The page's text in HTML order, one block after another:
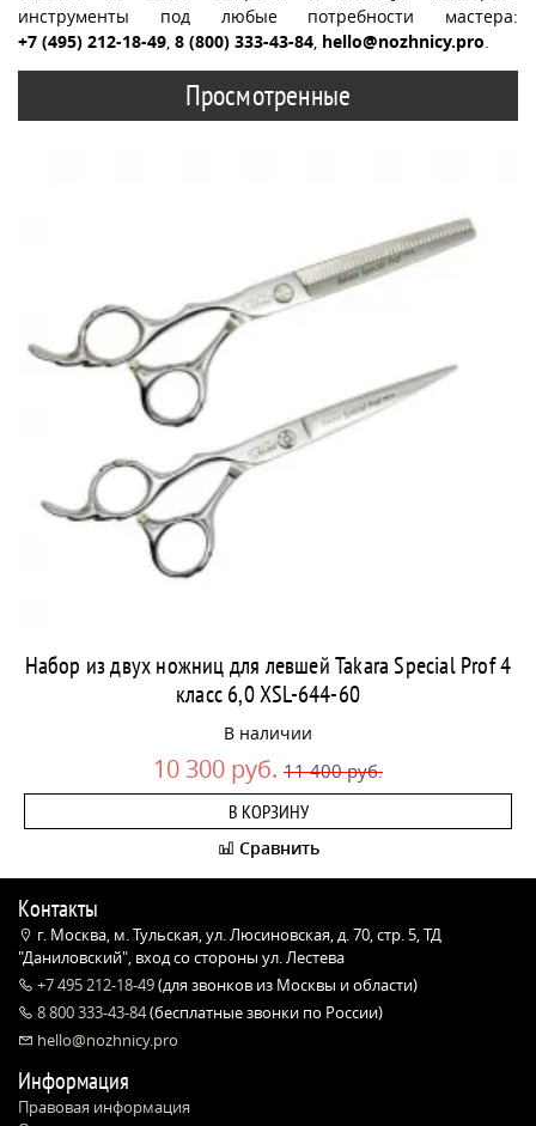
инструменты под любые потребности мастера:
+7 (495) 212-18-49 8 (800) 333-43-84 hello@nozhnicy.pro
Просмотренные
Набор из двух ножниц для левшей Takara Special Prof 4
класс 6,0 XSL-644-60
В наличии
10 300 руб. 11 400 руб.
В КОРЗИНУ
Сравнить
Контакты
г. Москва, м. Тульская, ул. Люсиновская, д. 70, стр. 5, ТД
"Даниловский", вход со стороны ул. Лестева
+7 495 212-18-49(для звонков из Москвы и области)
8 800 333-43-84(бесплатные звонки по России)
hello@nozhnicy.pro
Информация
Правовая информация